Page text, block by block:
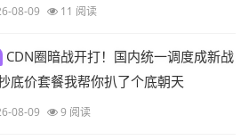
08-09 11 阅读
CDN圈暗战开打！国内统一调度成新战
底价套餐我帮你扒了个底朝天
08-09 9 阅读